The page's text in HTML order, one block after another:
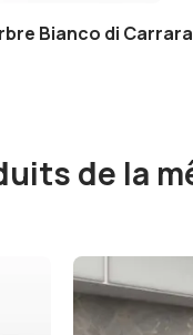
Bianco di Carrara
de la